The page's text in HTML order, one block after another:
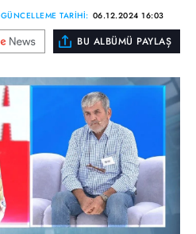
GÜNCELLEME TARİHİ: 06.12.2024 16:03
BU ALBÜMÜ PAYLAŞ